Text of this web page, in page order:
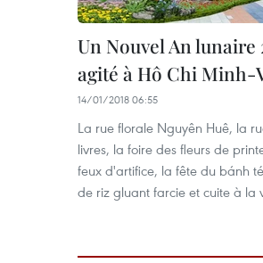
Un Nouvel An lunaire
agité à Hô Chi Minh-
14/01/2018 06:55
La rue florale Nguyên Huê, la
livres, la foire des fleurs de
feux d'artifice, la fête du bánh
de riz gluant farcie et cuite à la